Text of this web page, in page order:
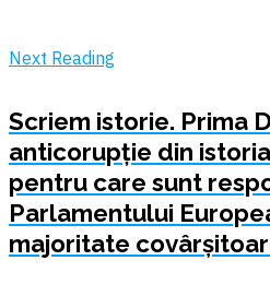
Next Reading
Scriem istorie. Prima
anticorupție din
pentru care sunt
Parlamentului
majoritate